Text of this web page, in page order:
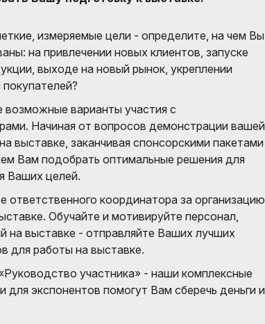
измеряемые цели - определите, на чем Вы
на привлечении новых клиентов, запуске
выходе на новый рынок, укреплении
возможные варианты участия с
Начиная от вопросов демонстрации вашей
выставке, заканчивая спонсорскими пакетами
Вам подобрать оптимальные решения для
Ваших целей.
ответственного координатора за организацию
Обучайте и мотивируйте персонал,
на выставке - отправляйте Ваших лучших
для работы на выставке.
участника» - наши комплексные
для экспонентов помогут Вам сберечь деньги и